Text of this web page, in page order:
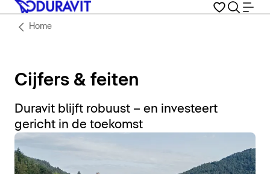
Home
Cijfers & feiten
Duravit blijft robuust – en investeert
gericht in de toekomst